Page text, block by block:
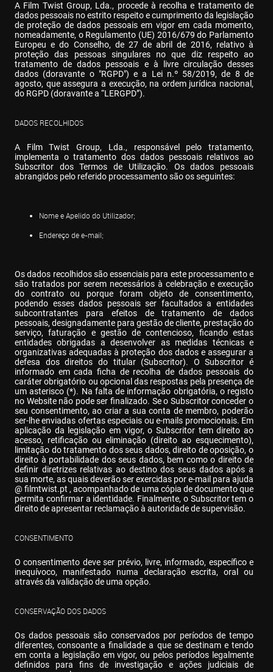
A Film Twist Group, Lda., procede à recolha e tratamento de
dados pessoais no estrito respeito e cumprimento da legislação
de proteção de dados pessoais em vigor em cada momento,
nomeadamente, o Regulamento (UE) 2016/679 do Parlamento
Europeu e do Conselho, de 27 de abril de 2016, relativo à
proteção das pessoas singulares no que diz respeito ao
tratamento de dados pessoais e à livre circulação desses
dados (doravante o "RGPD") e a Lei n.º 58/2019, de 8 de
agosto, que assegura a execução, na ordem jurídica nacional,
do RGPD (doravante a “LERGPD”).
DADOS RECOLHIDOS
A Film Twist Group, Lda., responsável pelo tratamento,
implementa o tratamento dos dados pessoais relativos ao
Subscritor dos Termos de Utilização. Os dados pessoais
abrangidos pelo referido processamento são os seguintes:
Nome e Apelido do Utilizador;
Endereço de e-mail;
Os dados recolhidos são essenciais para este processamento e
são tratados por serem necessários à celebração e execução
do contrato ou porque foram objeto de consentimento,
podendo esses dados pessoais ser facultados a entidades
subcontratantes para efeitos de tratamento de dados
pessoais, designadamente para gestão de cliente, prestação do
serviço, faturação e gestão de contencioso, ficando estas
entidades obrigadas a desenvolver as medidas técnicas e
organizativas adequadas à proteção dos dados e assegurar a
defesa dos direitos do titular (Subscritor). O Subscritor é
informado em cada ficha de recolha de dados pessoais do
caráter obrigatório ou opcional das respostas pela presença de
um asterisco (*). Na falta de informação obrigatória, o registo
no Website não pode ser finalizado. Se o Subscritor conceder o
seu consentimento, ao criar a sua conta de membro, poderão
ser-lhe enviadas ofertas especiais ou e-mails promocionais. Em
aplicação da legislação em vigor, o Subscritor tem direito ao
acesso, retificação ou eliminação (direito ao esquecimento),
limitação do tratamento dos seus dados, direito de oposição, o
direito à portabilidade dos seus dados, bem como o direito de
definir diretrizes relativas ao destino dos seus dados após a
sua morte, as quais deverão ser exercidas por e-mail para ajuda
@ filmtwist.pt , acompanhado de uma cópia de documento que
permita confirmar a identidade. Finalmente, o Subscritor tem o
direito de apresentar reclamação à autoridade de supervisão.
CONSENTIMENTO
O consentimento deve ser prévio, livre, informado, específico e
inequívoco, manifestado numa declaração escrita, oral ou
através da validação de uma opção.
CONSERVAÇÃO DOS DADOS
Os dados pessoais são conservados por períodos de tempo
diferentes, consoante a finalidade a que se destinam e tendo
em conta a legislação em vigor, ou pelos períodos legalmente
definidos para fins de investigação e ações judiciais de